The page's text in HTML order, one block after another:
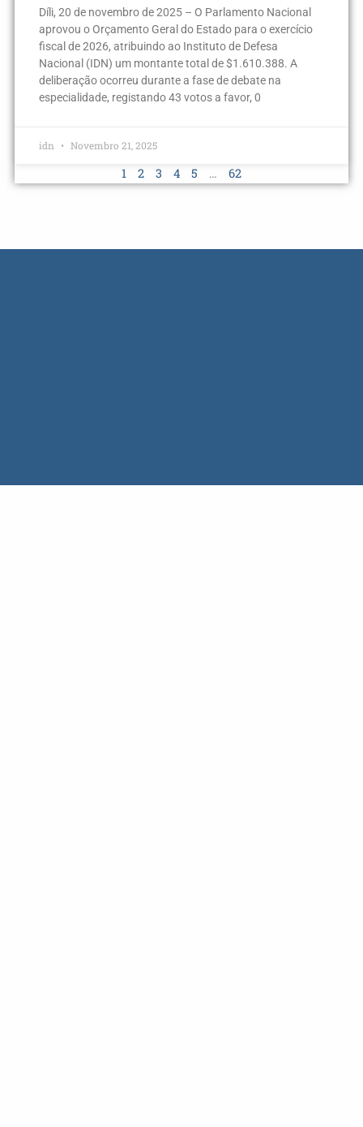
Díli, 20 de novembro de 2025 – O Parlamento Nacional
aprovou o Orçamento Geral do Estado para o exercício
fiscal de 2026, atribuindo ao Instituto de Defesa
Nacional (IDN) um montante total de $1.610.388. A
deliberação ocorreu durante a fase de debate na
especialidade, registando 43 votos a favor, 0
idn Novembro 21, 2025
1 2 3 4 5 … 62